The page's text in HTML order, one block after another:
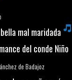
mal maridada
del conde Niño
de Badajoz